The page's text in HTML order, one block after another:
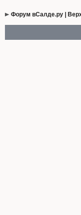
Форум вСалде.ру |